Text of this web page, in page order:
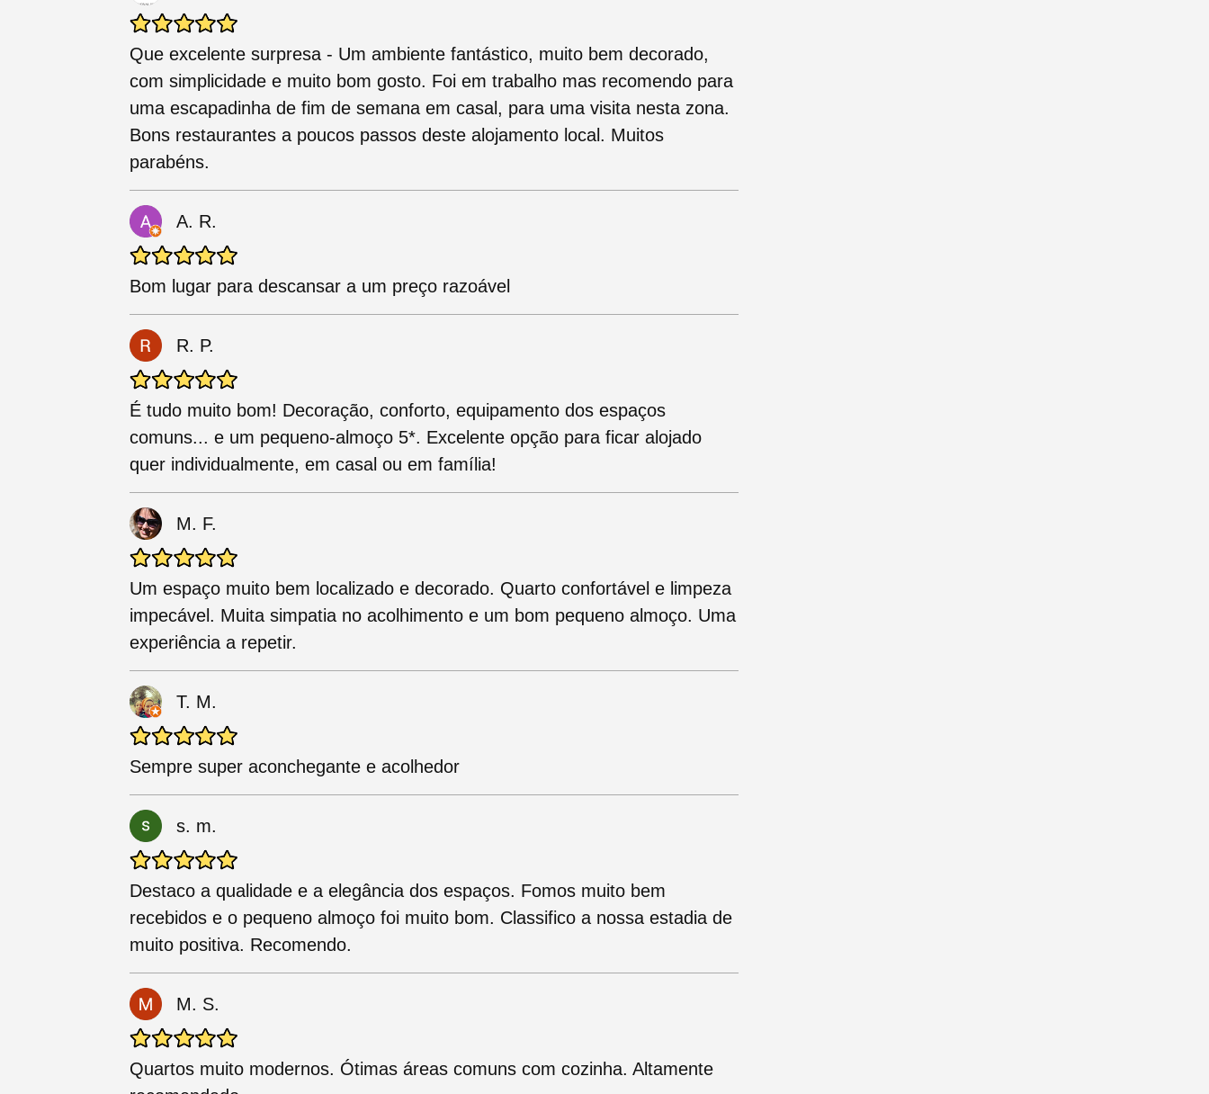
Que excelente surpresa - Um ambiente fantástico, muito bem decorado,
com simplicidade e muito bom gosto. Foi em trabalho mas recomendo para
uma escapadinha de fim de semana em casal, para uma visita nesta zona.
Bons restaurantes a poucos passos deste alojamento local. Muitos
parabéns.
A. R.
Bom lugar para descansar a um preço razoável
R. P.
É tudo muito bom! Decoração, conforto, equipamento dos espaços
comuns... e um pequeno-almoço 5*. Excelente opção para ficar alojado
quer individualmente, em casal ou em família!
M. F.
Um espaço muito bem localizado e decorado. Quarto confortável e limpeza
impecável. Muita simpatia no acolhimento e um bom pequeno almoço. Uma
experiência a repetir.
T. M.
Sempre super aconchegante e acolhedor
s. m.
Destaco a qualidade e a elegância dos espaços. Fomos muito bem
recebidos e o pequeno almoço foi muito bom. Classifico a nossa estadia de
muito positiva. Recomendo.
M. S.
Quartos muito modernos. Ótimas áreas comuns com cozinha. Altamente